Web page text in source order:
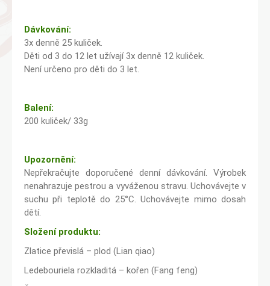
Dávkování:
3x denně 25 kuliček.
Děti od 3 do 12 let užívají 3x denně 12 kuliček.
Není určeno pro děti do 3 let.
Balení:
200 kuliček/ 33g
Upozornění:
Nepřekračujte doporučené denní dávkování. Výrobek
nenahrazuje pestrou a vyváženou stravu. Uchovávejte v
suchu při teplotě do 25°C. Uchovávejte mimo dosah
dětí.
Složení produktu:
Zlatice převislá – plod (Lian qiao)
Ledebouriela rozkladitá – kořen (Fang feng)